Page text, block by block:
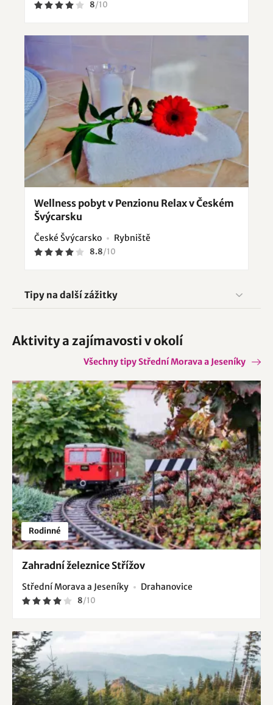
8/10
Wellness pobyt v Penzionu Relax v Českém
Švýcarsku
České Švýcarsko Rybniště
8.8/10
Tipy na další zážitky
Aktivity a zajímavosti v okolí
Všechny tipy Střední Morava a Jeseníky
Rodinné
Zahradní železnice Střížov
Střední Morava a Jeseníky Drahanovice
8/10